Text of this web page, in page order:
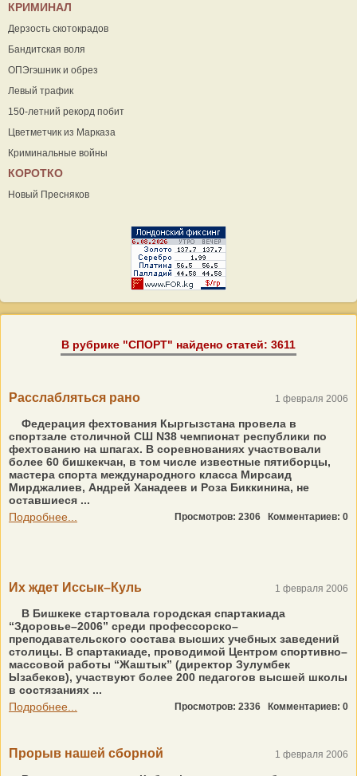
КРИМИНАЛ
Дерзость скотокрадов
Бандитская воля
ОПЭгэшник и обрез
Левый трафик
150-летний рекорд побит
Цветметчик из Марказа
Криминальные войны
КОРОТКО
Новый Пресняков
В рубрике "СПОРТ" найдено статей: 3611
Расслабляться рано 1 февраля 2006
Федерация фехтования Кыргызстана провела в
спортзале столичной СШ N38 чемпионат республики по
фехтованию на шпагах. В соревнованиях участвовали
более 60 бишкекчан, в том числе известные пятиборцы,
мастера спорта международного класса Мирсаид
Мирджалиев, Андрей Ханадеев и Роза Биккинина, не
оставшиеся ...
Подробнее...
Просмотров: 2306 Комментариев: 0
Их ждет Иссык–Куль 1 февраля 2006
В Бишкеке стартовала городская спартакиада
“Здоровье–2006” среди профессорско–
преподавательского состава высших учебных заведений
столицы. В спартакиаде, проводимой Центром спортивно–
массовой работы “Жаштык” (директор Зулумбек
Ызабеков), участвуют более 200 педагогов высшей школы
в состязаниях ...
Подробнее...
Просмотров: 2336 Комментариев: 0
Прорыв нашей сборной 1 февраля 2006